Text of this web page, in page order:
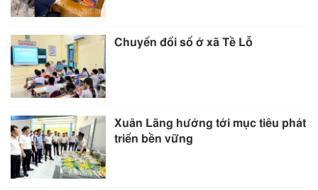
Chuyển đổi số ở xã Tề Lỗ
Xuân Lãng hướng tới mục tiêu phát
triển bền vững